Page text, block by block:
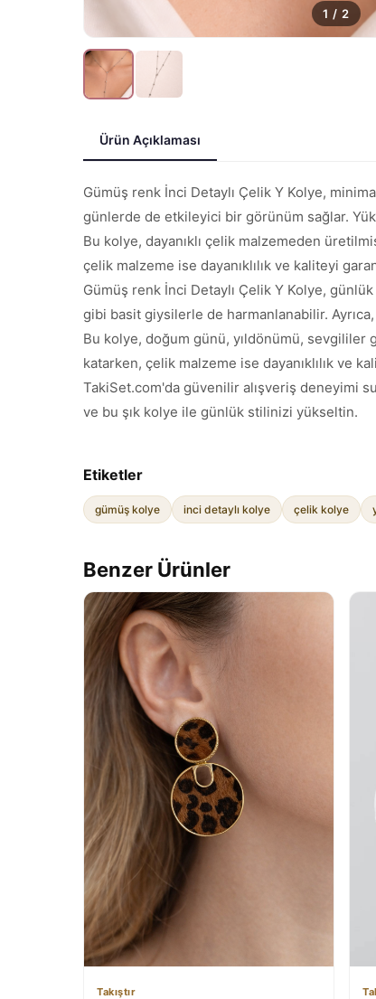
1 / 2
Ürün Açıklaması
Gümüş renk İnci Detaylı Çelik Y Kolye,
günlerde de etkileyici bir görünüm sağlar.
Bu kolye, dayanıklı çelik malzemeden
çelik malzeme ise dayanıklılık ve kaliteyi
Gümüş renk İnci Detaylı Çelik Y Kolye,
gibi basit giysilerle de harmanlanabilir.
Bu kolye, doğum günü, yıldönümü,
katarken, çelik malzeme ise dayanıklılık ve
TakiSet.com'da güvenilir alışveriş deneyimi
ve bu şık kolye ile günlük stilinizi yükseltin.
Etiketler
gümüş kolye inci detaylı kolye çelik kolye
Benzer Ürünler
Takıştır